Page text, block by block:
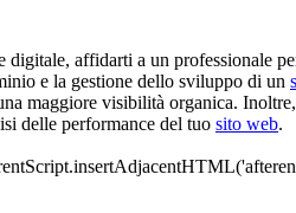
digitale, affidarti a un professionale
e la gestione dello sviluppo di un
maggiore visibilità organica.
delle performance del tuo sito web.